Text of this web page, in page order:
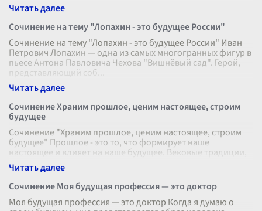
Сочинение на тему "Лопахин - это будущее России"
Сочинение на тему "Лопахин - это будущее России" Иван
Петрович Лопахин — одна из самых многогранных фигур в
пьесе Антона Павловича Чехова "Вишнёвый сад". Герой,
представляющий соб
Сочинение Храним прошлое, ценим настоящее, строим
будущее
Сочинение "Храним прошлое, ценим настоящее, строим
будущее" Прошлое - это то, что формирует наше
настоящее и влияет на наше будущее. Вековые традиции,
культурные ценности, историч
Сочинение Моя будущая профессия — это доктор
Моя будущая профессия — это доктор Когда я думаю о